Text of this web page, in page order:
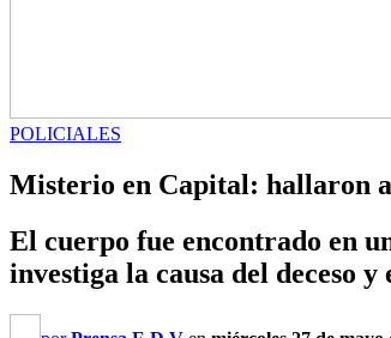
POLICIALES
Misterio en Capital: hallaron
El cuerpo fue encontrado en
investiga la causa del deceso